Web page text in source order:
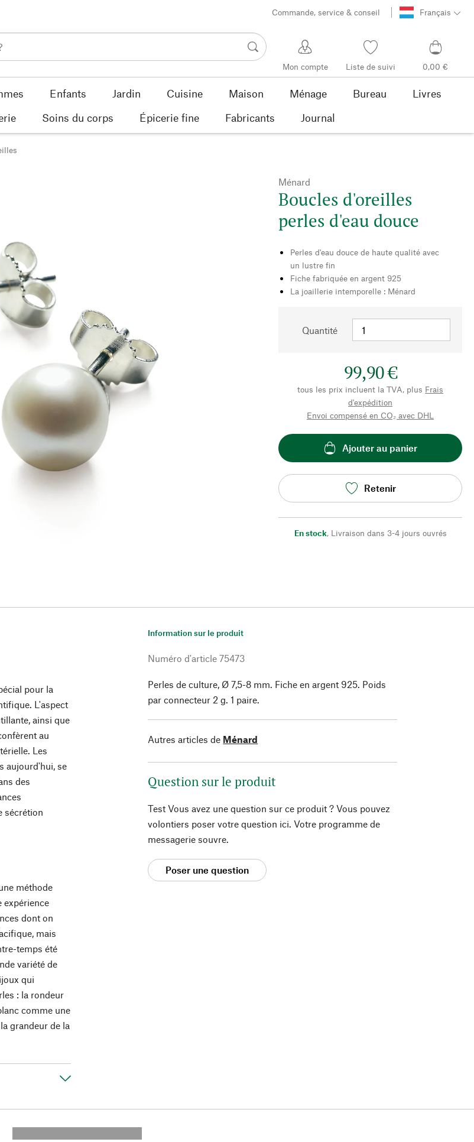
Commande, service & conseil Français
Mon compte Liste de suivi 0,00 €
Enfants Jardin Cuisine Maison Ménage Bureau
Livres
Soins du corps Épicerie fine Fabricants Journal
Ménard
Boucles d'oreilles
perles d'eau douce
Perles d'eau douce de haute qualité avec
un lustre fin
Fiche fabriquée en argent 925
La joaillerie intemporelle : Ménard
Quantité
99,90 €
tous les prix incluent la TVA, plus Frais
d'expédition
Envoi compensé en CO₂ avec DHL
Ajouter au panier
Retenir
En stock, Livraison dans 3-4 jours ouvrés
pour la
L'aspect
ainsi que
au
Les
aujourd'hui, se
des
sécrétion
méthode
expérience
dont on
mais
temps été
variété de
qui
: la rondeur
comme une
grandeur de la
Information sur le produit
Numéro d'article 75473
Perles de culture, Ø 7,5-8 mm. Fiche en argent 925. Poids
par connecteur 2 g. 1 paire.
Autres articles de Ménard
Question sur le produit
Test Vous avez une question sur ce produit ? Vous pouvez
volontiers poser votre question ici. Votre programme de
messagerie souvre.
Poser une question